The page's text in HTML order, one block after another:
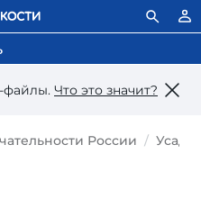
файлы. Что это значит?
России